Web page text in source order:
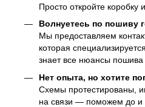
Просто откройте коробку
Волнуетесь по пошиву
Мы предоставляем
которая
знает все нюансы
Нет опыта, но хотите
Схемы протестированы,
на связи — поможем до и